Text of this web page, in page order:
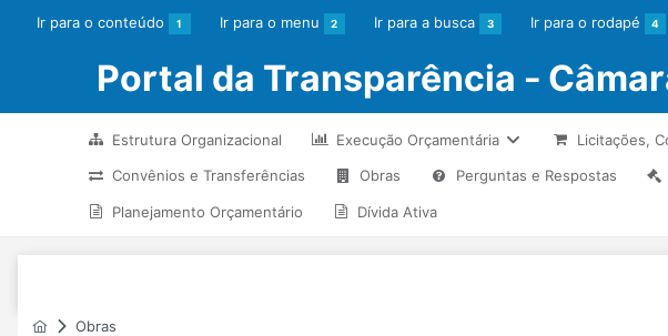
Ir para o conteúdo 1 Ir para o menu 2 Ir para a busca 3 Ir para o rodapé 4
Portal da Transparência -
Estrutura Organizacional Execução Orçamentária Licitações,
Convênios e Transferências Obras Perguntas e Respostas
Planejamento Orçamentário Dívida Ativa
Obras